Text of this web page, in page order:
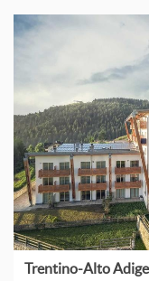
Trentino-Alto